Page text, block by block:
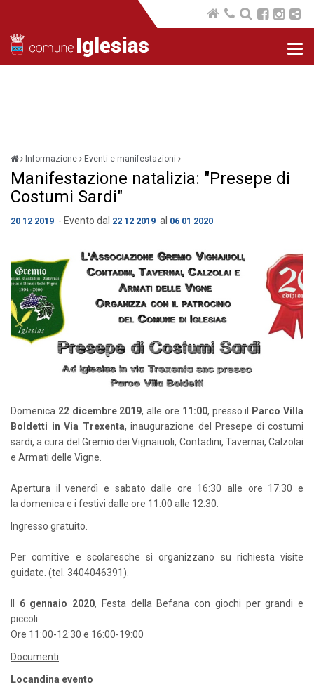
Informazione Eventi e manifestazioni
Manifestazione natalizia: "Presepe di
Costumi Sardi"
20 12 2019 - Evento dal 22 12 2019 al 06 01 2020
Domenica 22 dicembre 2019, alle ore 11:00, presso il
Parco Villa
Boldetti in Via Trexenta, inaugurazione del Presepe di costumi
sardi, a cura del Gremio dei Vignaiuoli, Contadini, Tavernai, Calzolai
e Armati delle Vigne.
Apertura il venerdì e sabato dalle ore 16:30 alle ore 17:30 e
la domenica e i festivi dalle ore 11:00 alle 12:30.
Ingresso gratuito.
Per comitive e scolaresche si organizzano su richiesta visite
guidate. (tel. 3404046391).
6 gennaio 2020, Festa della Befana con giochi per grandi e
piccoli.
Ore 11:00-12:30 e 16:00-19:00
Documenti:
Locandina evento